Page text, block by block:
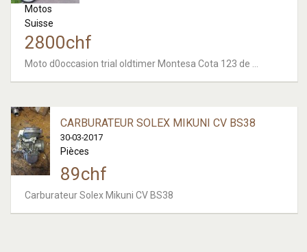
Motos
Suisse
2800chf
Moto d0occasion trial oldtimer Montesa Cota 123 de ...
CARBURATEUR SOLEX MIKUNI CV BS38
30-03-2017
Pièces
89chf
Carburateur Solex Mikuni CV BS38